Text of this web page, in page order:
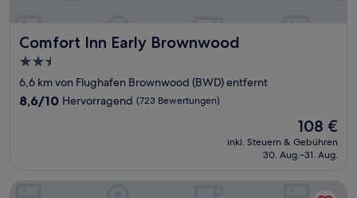
Comfort Inn Early Brownwood
Comfort Inn Early Brownwood
2.5-
Sterne-
Unterkunft
6,6 km von Flughafen Brownwood (BWD) entfernt
8.6
8,6/10 Hervorragend (723 Bewertungen)
Der
Preis
beträgt
108 €
inkl. Steuern & Gebühren
30. Aug.–31. Aug.